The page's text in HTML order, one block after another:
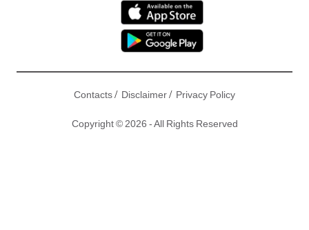
Contacts/ Disclaimer/ Privacy Policy
Copyright © 2026 - All Rights Reserved